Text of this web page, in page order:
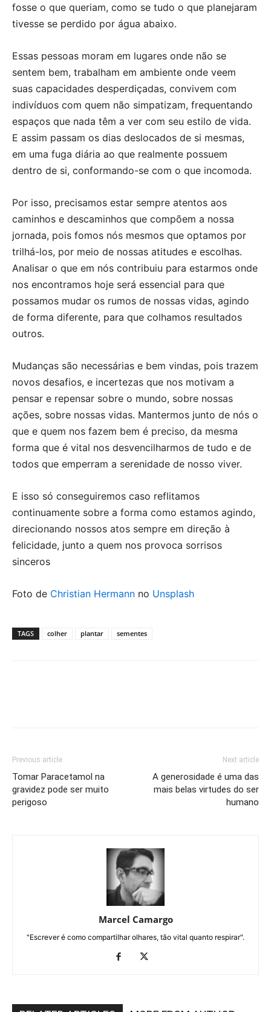
fosse o que queriam, como se tudo o que planejaram
tivesse se perdido por água abaixo.
Essas pessoas moram em lugares onde não se
sentem bem, trabalham em ambiente onde veem
suas capacidades desperdiçadas, convivem com
indivíduos com quem não simpatizam, frequentando
espaços que nada têm a ver com seu estilo de vida.
E assim passam os dias deslocados de si mesmas,
em uma fuga diária ao que realmente possuem
dentro de si, conformando-se com o que incomoda.
Por isso, precisamos estar sempre atentos aos
caminhos e descaminhos que compõem a nossa
jornada, pois fomos nós mesmos que optamos por
trilhá-los, por meio de nossas atitudes e escolhas.
Analisar o que em nós contribuiu para estarmos onde
nos encontramos hoje será essencial para que
possamos mudar os rumos de nossas vidas, agindo
de forma diferente, para que colhamos resultados
outros.
Mudanças são necessárias e bem vindas, pois trazem
novos desafios, e incertezas que nos motivam a
pensar e repensar sobre o mundo, sobre nossas
ações, sobre nossas vidas. Mantermos junto de nós o
que e quem nos fazem bem é preciso, da mesma
forma que é vital nos desvencilharmos de tudo e de
todos que emperram a serenidade de nosso viver.
E isso só conseguiremos caso reflitamos
continuamente sobre a forma como estamos agindo,
direcionando nossos atos sempre em direção à
felicidade, junto a quem nos provoca sorrisos
sinceros
Foto de Christian Hermann no Unsplash
TAGS colher plantar sementes
Previous article
Tomar Paracetamol na
gravidez pode ser muito
perigoso
Next article
A generosidade é uma das
mais belas virtudes do ser
humano
Marcel Camargo
"Escrever é como compartilhar olhares, tão vital quanto respirar".